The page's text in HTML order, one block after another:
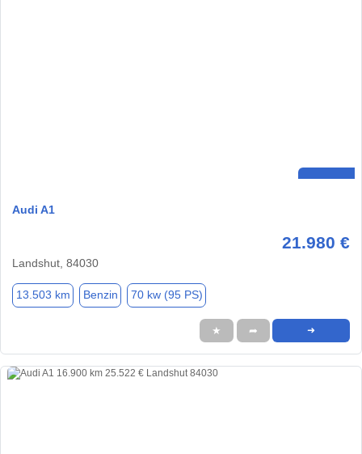
Audi A1
21.980 €
Landshut, 84030
13.503 km Benzin 70 kw (95 PS)
★ ➦ ➜